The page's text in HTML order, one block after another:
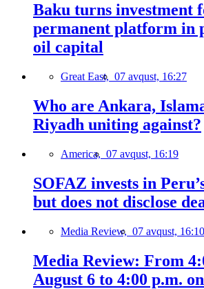
Baku turns investment
permanent platform in
oil capital
Great East, 07 avqust, 16:27
Who are Ankara,
Riyadh uniting against?
America, 07 avqust, 16:19
SOFAZ invests in
but does not disclose
Media Review, 07 avqust, 16:10
Media Review: From
August 6 to 4:00 p.m.